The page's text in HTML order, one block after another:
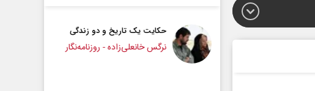
حکایت یک تاریخ و دو زندگی
نرگس خانعلی‌زاده - روزنامه‌نگار
چرایی عقب‌نشینی ترامپ؟